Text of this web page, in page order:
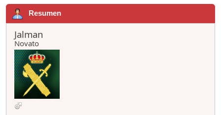
Resumen
Jalman
Novato